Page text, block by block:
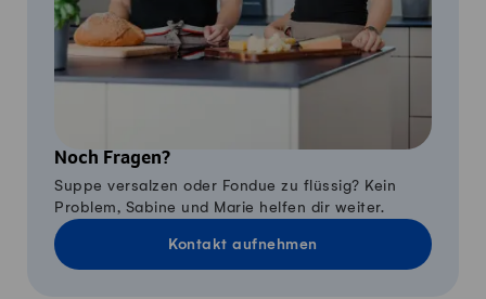
Noch Fragen?
Suppe versalzen oder Fondue zu flüssig? Kein
Problem, Sabine und Marie helfen dir weiter.
Kontakt aufnehmen